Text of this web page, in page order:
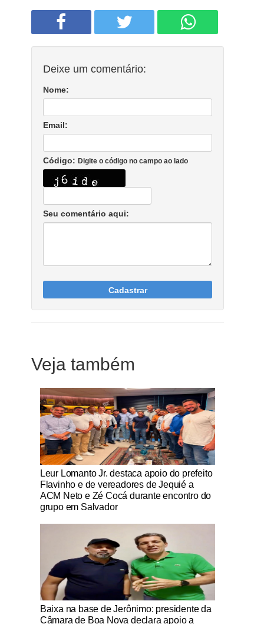
Deixe um comentário:
Nome:
Email:
Código: Digite o código no campo ao lado
Seu comentário aqui:
Cadastrar
Veja também
Notícias Católicas
Leur Lomanto Jr. destaca apoio do prefeito
Flavinho e de vereadores de Jequié a
ACM Neto e Zé Cocá durante encontro do
grupo em Salvador
Notícias Católicas
Baixa na base de Jerônimo: presidente da
Câmara de Boa Nova declara apoio a